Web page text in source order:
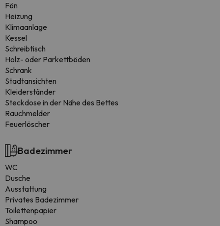
Fön
Heizung
Klimaanlage
Kessel
Schreibtisch
Holz- oder Parkettböden
Schrank
Stadtansichten
Kleiderständer
Steckdose in der Nähe des Bettes
Rauchmelder
Feuerlöscher
Badezimmer
WC
Dusche
Ausstattung
Privates Badezimmer
Toilettenpapier
Shampoo